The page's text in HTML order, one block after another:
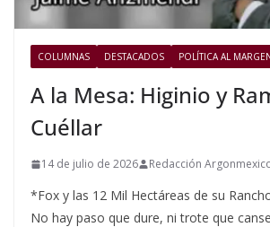
COLUMNAS DESTACADOS POLÍTICA AL
A la Mesa: Higinio y
Cuéllar
14 de julio de 2026 Redacción
*Fox y las 12 Mil Hectáreas de su
No hay paso que dure, ni trote que